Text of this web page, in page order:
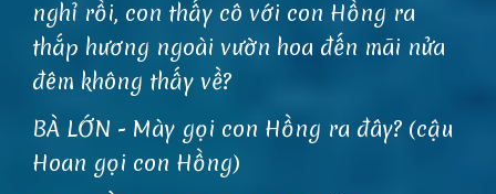
nghỉ rồi, con thấy cô với con Hồng ra
thắp hương ngoài vườn hoa đến mãi nửa
đêm không thấy về?
BÀ LỚN - Mày gọi con Hồng ra đây? (cậu
Hoan gọi con Hồng)